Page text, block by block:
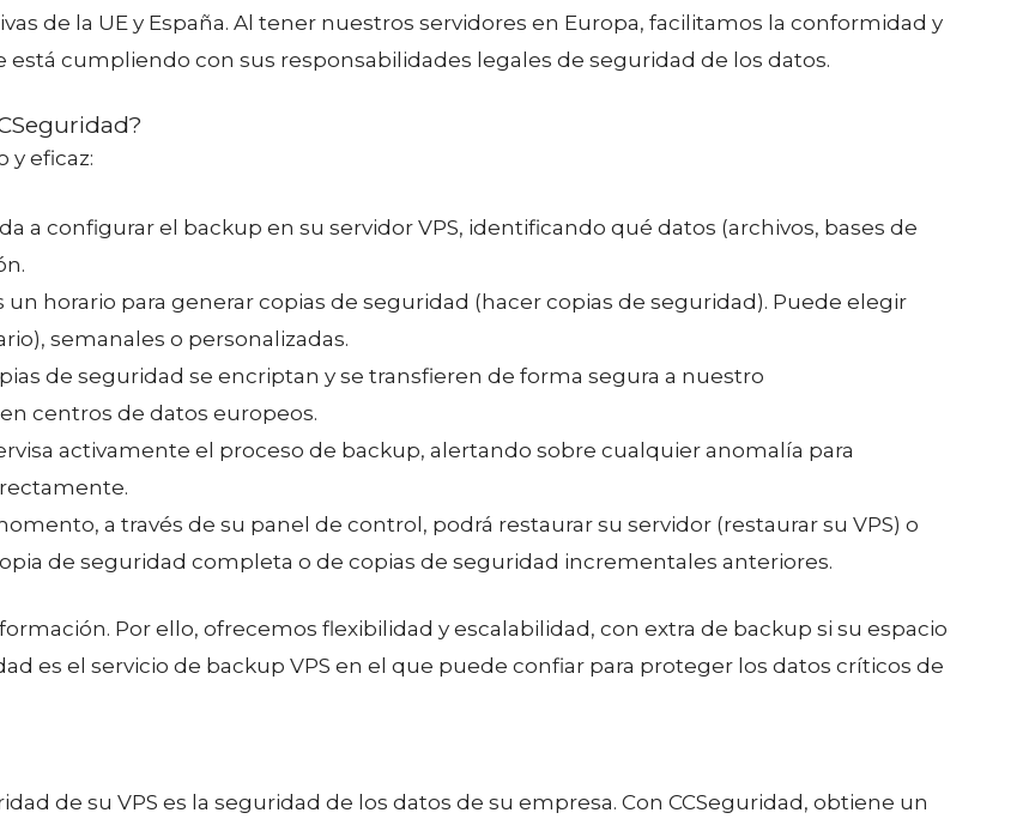
de la UE y España. Al tener nuestros servidores en Europa, facilitamos la conformidad y
cumpliendo con sus responsabilidades legales de seguridad de los datos.
y eficaz:
a configurar el backup en su servidor VPS, identificando qué datos (archivos, bases de
un horario para generar copias de seguridad (hacer copias de seguridad). Puede elegir
semanales o personalizadas.
de seguridad se encriptan y se transfieren de forma segura a nuestro
centros de datos europeos.
activamente el proceso de backup, alertando sobre cualquier anomalía para
a través de su panel de control, podrá restaurar su servidor (restaurar su VPS) o
de seguridad completa o de copias de seguridad incrementales anteriores.
Por ello, ofrecemos flexibilidad y escalabilidad, con extra de backup si su espacio
es el servicio de backup VPS en el que puede confiar para proteger los datos críticos de
de su VPS es la seguridad de los datos de su empresa. Con CCSeguridad, obtiene un